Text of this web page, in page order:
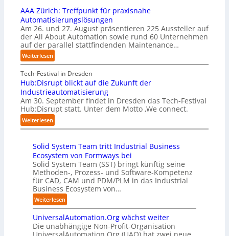
t
n
a
t
i
v
e
r
E
d
g
e
-
I
t
l
l
i
g
e
n
m
p
l
e
m
e
n
t
i
e
r
u
n
g
n
“
u
f
t
S
t
e
f
n
S
c
h
w
a
b
u
m
C
o
-
C
E
O
t
e
r
n
e
m
e
n
w
o
l
l
e
n
e
c
h
e
n
z
e
n
t
r
AAA Zürich: Treffpunkt für praxisnahe
Automatisierungslösungen
Am 26. und 27. August präsentieren 225 Aussteller auf
der All About Automation sowie rund 60 Unternehmen
auf der parallel stattfindenden Maintenance…
Weiterlesen:
A
A
A
Z
ü
r
i
c
:
T
r
e
f
f
p
u
k
t
Tech-Festival in Dresden
Hub:Disrupt blickt auf die Zukunft der
Industrieautomatisierung
Am 30. September findet in Dresden das Tech-Festival
Hub:Disrupt statt. Unter dem Motto ‚We connect.
Weiterlesen:
H
b
:
D
i
s
r
u
p
t
b
l
Solid System Team tritt Industrial Business
Ecosystem von Formways bei
Solid System Team (SST) bringt künftig seine
Methoden-, Prozess- und Software-Kompetenz
für CAD, CAM und PDM/PLM in das Industrial
Business Ecosystem von…
Weiterlesen:
S
o
l
i
UniversalAutomation.Org wächst weiter
Die unabhängige Non-Profit-Organisation